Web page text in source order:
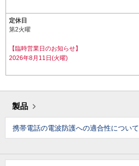
定休日
第2火曜
【臨時営業日のお知らせ】
2026年8月11日(火曜)
製品
携帯電話の電波防護への適合性について